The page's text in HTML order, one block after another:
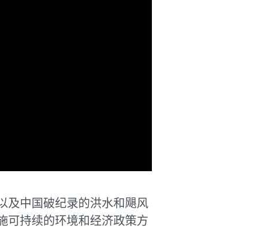
及中国破纪录的洪水和飓风
可持续的环境和经济政策方